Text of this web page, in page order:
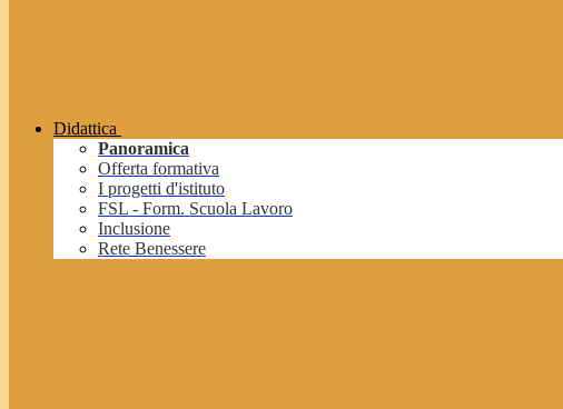
Didattica
Panoramica
Offerta formativa
I progetti d'istituto
FSL - Form. Scuola Lavoro
Inclusione
Rete Benessere